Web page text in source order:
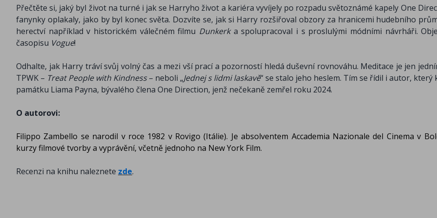
Přečtěte si, jaký byl život na turné i jak se Harryho život a kariéra vyvíjely po rozpadu světoznámé kapely One
fanynky oplakaly, jako by byl konec světa. Dozvíte se, jak si Harry rozšiřoval obzory za hranicemi hudebního
herectví například v historickém válečném filmu Dunkerka spolupracoval i s proslulými módními návrháři.
časopisu Vogue!
Odhalte, jak Harry tráví svůj volný čas a mezi vší prací a pozorností hledá duševní rovnováhu. Meditace je jen
TPWK – Treat People with Kindness– neboli „Jednej s lidmi laskavě“ se stalo jeho heslem. Tím se řídil i autor, který
památku Liama Payna, bývalého člena One Direction, jenž nečekaně zemřel roku 2024.
O autorovi:
Filippo Zambello se narodil v roce 1982 v Rovigo (Itálie). Je absolventem Accademia Nazionale del Cinema v
kurzy filmové tvorby a vyprávění, včetně jednoho na New York Film.
Recenzi na knihu naleznete zde.